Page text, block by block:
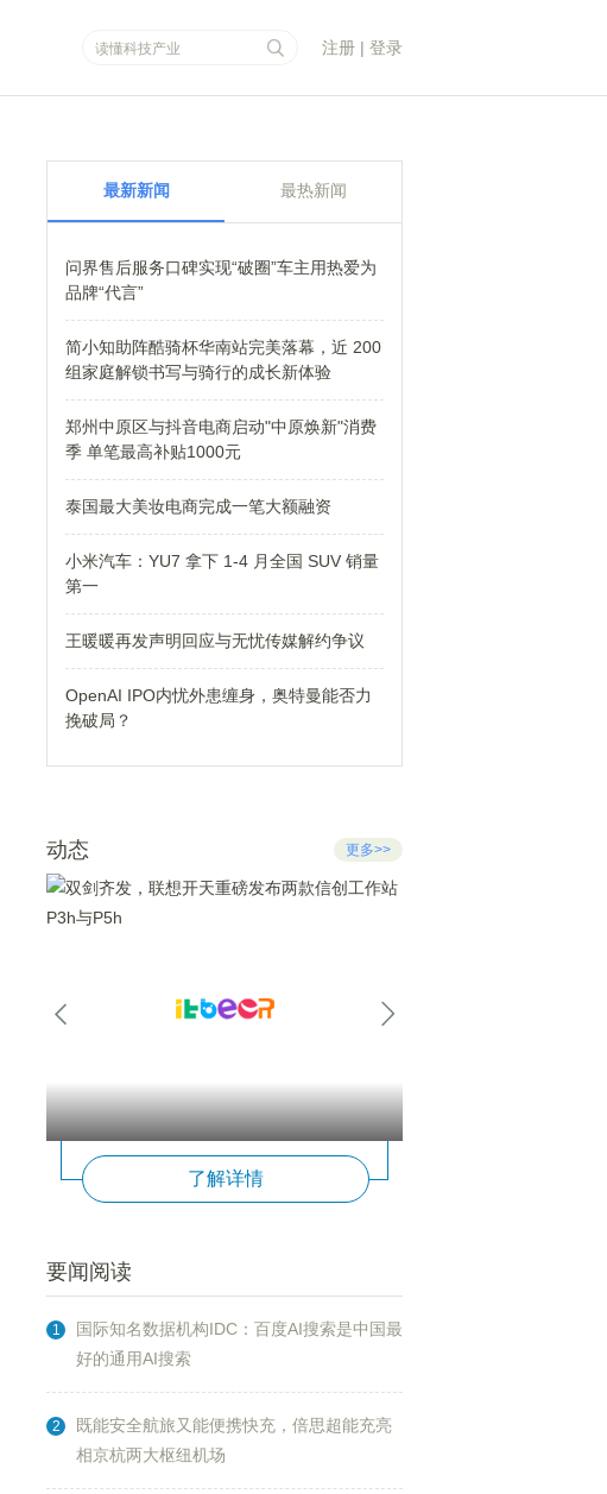
注册 | 登录
最新新闻 最热新闻
问界售后服务口碑实现“破圈”车主用热爱为
品牌“代言”
简小知助阵酷骑杯华南站完美落幕，近 200
组家庭解锁书写与骑行的成长新体验
郑州中原区与抖音电商启动"中原焕新"消费
季 单笔最高补贴1000元
泰国最大美妆电商完成一笔大额融资
小米汽车：YU7 拿下 1-4 月全国 SUV 销量
第一
王暖暖再发声明回应与无忧传媒解约争议
OpenAI IPO内忧外患缠身，奥特曼能否力
挽破局？
动态 更多>>
了解详情
要闻阅读
1
国际知名数据机构IDC：百度AI搜索是中国最
好的通用AI搜索
2
既能安全航旅又能便携快充，倍思超能充亮
相京杭两大枢纽机场